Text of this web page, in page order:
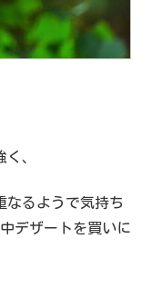
、
なるようで気持ち
デザートを買いに